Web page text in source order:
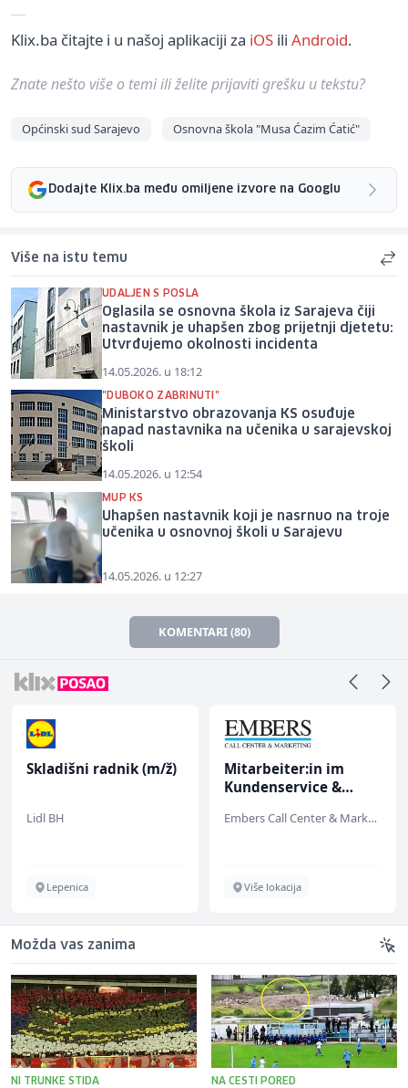
Klix.ba čitajte i u našoj aplikaciji za iOS ili Android.
Znate nešto više o temi ili želite prijaviti grešku u tekstu?
Općinski sud Sarajevo Osnovna škola "Musa Ćazim Ćatić"
Dodajte Klix.ba među omiljene izvore na Googlu
Više na istu temu
UDALJEN S POSLA
Oglasila se osnovna škola iz Sarajeva čiji
nastavnik je uhapšen zbog prijetnji djetetu:
Utvrđujemo okolnosti incidenta
14.05.2026. u 18:12
"DUBOKO ZABRINUTI"
Ministarstvo obrazovanja KS osuđuje
napad nastavnika na učenika u sarajevskoj
školi
14.05.2026. u 12:54
MUP KS
Uhapšen nastavnik koji je nasrnuo na troje
učenika u osnovnoj školi u Sarajevu
14.05.2026. u 12:27
KOMENTARI (80)
Skladišni radnik (m/ž)
Lidl BH
Lepenica
Mitarbeiter:in im
Kundenservice &
Embers Call Center & Marketing
Više lokacija
Možda vas zanima
NI TRUNKE STIDA NA CESTI PORED